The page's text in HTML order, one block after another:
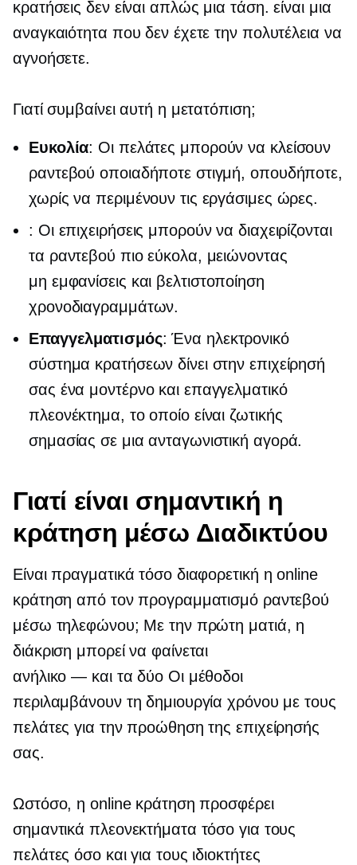
κρατήσεις δεν είναι απλώς μια τάση. είναι μια
αναγκαιότητα που δεν έχετε την πολυτέλεια να
αγνοήσετε.
Γιατί συμβαίνει αυτή η μετατόπιση;
Ευκολία: Οι πελάτες μπορούν να κλείσουν
ραντεβού οποιαδήποτε στιγμή, οπουδήποτε,
χωρίς να περιμένουν τις εργάσιμες ώρες.
: Οι επιχειρήσεις μπορούν να διαχειρίζονται
τα ραντεβού πιο εύκολα, μειώνοντας
μη εμφανίσεις και βελτιστοποίηση
χρονοδιαγραμμάτων.
Επαγγελματισμός: Ένα ηλεκτρονικό
σύστημα κρατήσεων δίνει στην επιχείρησή
σας ένα μοντέρνο και επαγγελματικό
πλεονέκτημα, το οποίο είναι ζωτικής
σημασίας σε μια ανταγωνιστική αγορά.
Γιατί είναι σημαντική η
κράτηση μέσω Διαδικτύου
Είναι πραγματικά τόσο διαφορετική η online
κράτηση από τον προγραμματισμό ραντεβού
μέσω τηλεφώνου; Με την πρώτη ματιά, η
διάκριση μπορεί να φαίνεται
ανήλικο — και τα δύο Οι μέθοδοι
περιλαμβάνουν τη δημιουργία χρόνου με τους
πελάτες για την προώθηση της επιχείρησής
σας.
Ωστόσο, η online κράτηση προσφέρει
σημαντικά πλεονεκτήματα τόσο για τους
πελάτες όσο και για τους ιδιοκτήτες